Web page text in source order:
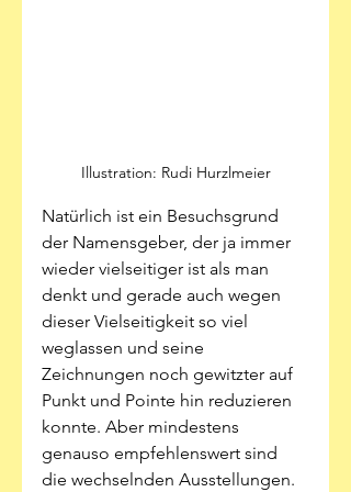
Illustration: Rudi Hurzlmeier
Natürlich ist ein Besuchsgrund
der Namensgeber, der ja immer
wieder vielseitiger ist als man
denkt und gerade auch wegen
dieser Vielseitigkeit so viel
weglassen und seine
Zeichnungen noch gewitzter auf
Punkt und Pointe hin reduzieren
konnte. Aber mindestens
genauso empfehlenswert sind
die wechselnden Ausstellungen.